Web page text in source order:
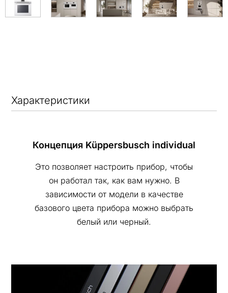
Характеристики
Концепция Küppersbusch individual
Это позволяет настроить прибор, чтобы
он работал так, как вам нужно. В
зависимости от модели в качестве
базового цвета прибора можно выбрать
белый или черный.